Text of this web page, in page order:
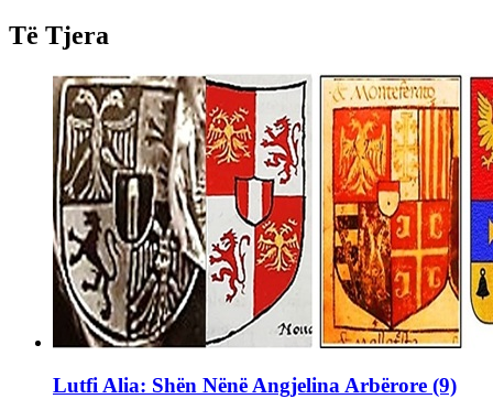
Të Tjera
Lutfi Alia: Shën Nënë Angjelina Arbërore (9)